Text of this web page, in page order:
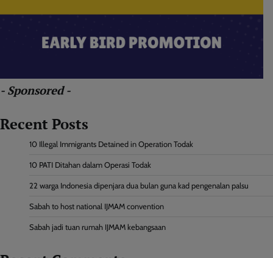
- Sponsored -
Recent Posts
10 Illegal Immigrants Detained in Operation Todak
10 PATI Ditahan dalam Operasi Todak
22 warga Indonesia dipenjara dua bulan guna kad pengenalan palsu
Sabah to host national IJMAM convention
Sabah jadi tuan rumah IJMAM kebangsaan